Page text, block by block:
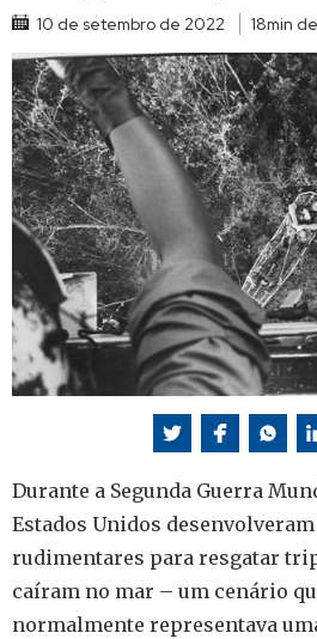
10 de setembro de 2022 18min
Durante a Segunda Guerra
Estados Unidos
rudimentares para resgatar
caíram no mar – um cenário
normalmente representava